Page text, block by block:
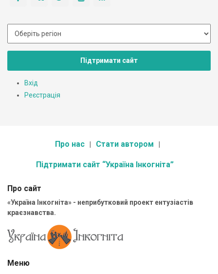
Підтримати сайт
Вхід
Реєстрація
Про нас Стати автором
Підтримати сайт “Україна Інкогніта”
Про сайт
«Україна Інкогніта» - неприбутковий проект ентузіастів
краєзнавства.
Меню